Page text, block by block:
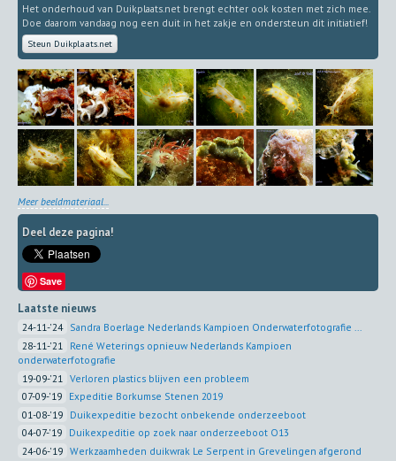
Het onderhoud van Duikplaats.net brengt echter ook kosten met zich mee.
Doe daarom vandaag nog een duit in het zakje en ondersteun dit initiatief!
Steun Duikplaats.net
Meer beeldmateriaal...
Deel deze pagina!
Save
Laatste nieuws
24-11-'24 Sandra Boerlage Nederlands Kampioen Onderwaterfotografie ...
28-11-'21
René Weterings opnieuw Nederlands Kampioen
onderwaterfotografie
19-09-'21
Verloren plastics blijven een probleem
07-09-'19 Expeditie Borkumse Stenen 2019
01-08-'19 Duikexpeditie bezocht onbekende onderzeeboot
04-07-'19 Duikexpeditie op zoek naar onderzeeboot O13
24-06-'19 Werkzaamheden duikwrak Le Serpent in Grevelingen afgerond